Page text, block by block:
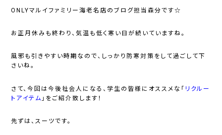
ONLYマルイファミリー海老名店のブログ担当森分です☆
お正月休みも終わり、気温も低く寒い日が続いていますね。
風邪も引きやすい時期なので、しっかり防寒対策をして過ごして下
さいね。
さて、今回は今後社会人になる、学生の皆様にオススメな「 リクルー
トアイテム 」をご紹介致します！
先ずは、スーツです。